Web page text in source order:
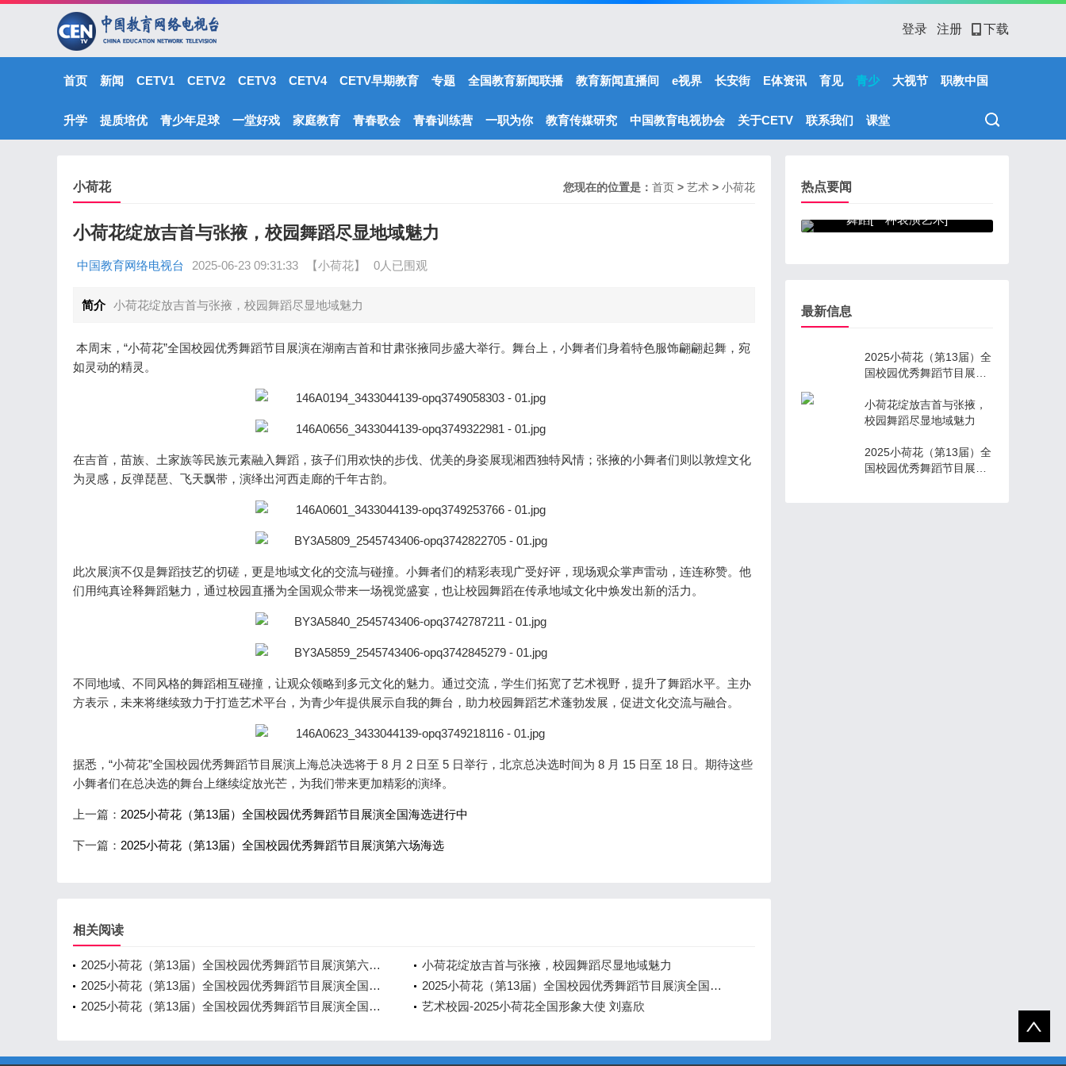
登录 注册 下载
首页 新闻 CETV1 CETV2 CETV3 CETV4 CETV早期教育 专题 全国教育新闻联播 教育新闻直播间 e视界 长安街 E体资讯 育见 青少 大视节 职教中国
升学 提质培优 青少年足球 一堂好戏 家庭教育 青春歌会 青春训练营 一职为你 教育传媒研究 中国教育电视协会 关于CETV 联系我们 课堂
小荷花 您现在的位置是： 首页 > 艺术 > 小荷花
小荷花绽放吉首与张掖，校园舞蹈尽显地域魅力
中国教育网络电视台 2025-06-23 09:31:33 【小荷花】 0人已围观
简介 小荷花绽放吉首与张掖，校园舞蹈尽显地域魅力
本周末，“小荷花”全国校园优秀舞蹈节目展演在湖南吉首和甘肃张掖同步盛大举行。舞台上，小舞者们身着特色服饰翩翩起舞，宛
如灵动的精灵。
在吉首，苗族、土家族等民族元素融入舞蹈，孩子们用欢快的步伐、优美的身姿展现湘西独特风情；张掖的小舞者们则以敦煌文化
为灵感，反弹琵琶、飞天飘带，演绎出河西走廊的千年古韵。
此次展演不仅是舞蹈技艺的切磋，更是地域文化的交流与碰撞。小舞者们的精彩表现广受好评，现场观众掌声雷动，连连称赞。他
们用纯真诠释舞蹈魅力，通过校园直播为全国观众带来一场视觉盛宴，也让校园舞蹈在传承地域文化中焕发出新的活力。
不同地域、不同风格的舞蹈相互碰撞，让观众领略到多元文化的魅力。通过交流，学生们拓宽了艺术视野，提升了舞蹈水平。主办
方表示，未来将继续致力于打造艺术平台，为青少年提供展示自我的舞台，助力校园舞蹈艺术蓬勃发展，促进文化交流与融合。
据悉，“小荷花”全国校园优秀舞蹈节目展演上海总决选将于 8 月 2 日至 5 日举行，北京总决选时间为 8 月 15 日至 18 日。期待这些
小舞者们在总决选的舞台上继续绽放光芒，为我们带来更加精彩的演绎。
上一篇： 2025小荷花（第13届）全国校园优秀舞蹈节目展演全国海选进行中
下一篇： 2025小荷花（第13届）全国校园优秀舞蹈节目展演第六场海选
相关阅读
2025小荷花（第13届）全国校园优秀舞蹈节目展演第六场海选
小荷花绽放吉首与张掖，校园舞蹈尽显地域魅力
2025小荷花（第13届）全国校园优秀舞蹈节目展演全国海选进行中
2025小荷花（第13届）全国校园优秀舞蹈节目展演全国海选第一场圆满结束
2025小荷花（第13届）全国校园优秀舞蹈节目展演全国启动
艺术校园-2025小荷花全国形象大使 刘嘉欣
热点要闻
舞蹈[一种表演艺术]
最新信息
2025小荷花（第13届）全
国校园优秀舞蹈节目展演
小荷花绽放吉首与张掖，
校园舞蹈尽显地域魅力
2025小荷花（第13届）全
国校园优秀舞蹈节目展演